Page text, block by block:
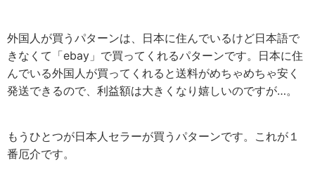
外国人が買うパターンは、日本に住んでいるけど日本語で
きなくて「ebay」で買ってくれるパターンです。日本に住
んでいる外国人が買ってくれると送料がめちゃめちゃ安く
発送できるので、利益額は大きくなり嬉しいのですが…。
もうひとつが日本人セラーが買うパターンです。これが１
番厄介です。